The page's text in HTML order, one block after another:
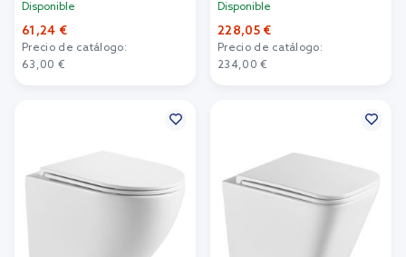
Disponible
61,24 €
Precio de catálogo:
63,00 €
Disponible
228,05 €
Precio de catálogo:
234,00 €